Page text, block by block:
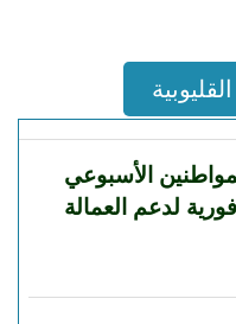
الأسبوعي
لدعم العمالة